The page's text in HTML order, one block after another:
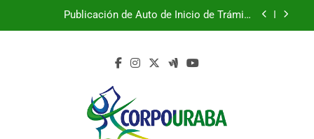
Publicación de Auto de Inicio de Trámite
Notificación por aviso